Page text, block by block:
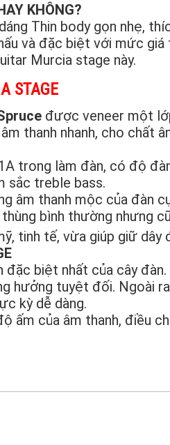
KHÔNG?
Thin body gọn nhẹ,
và đặc biệt với mức
Murcia stage này.
STAGE
được veneer một
thanh nhanh, cho chất
trong làm đàn, có độ
sắc treble bass.
âm thanh mộc của đàn
bình thường nhưng
tinh tế, vừa giúp giữ dây
đặc biệt nhất của cây
hưởng tuyệt đối. Ngoài
kỳ dễ dàng.
ấm của âm thanh, điều